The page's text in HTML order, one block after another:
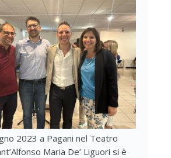
2023 a Pagani nel Teatro
Maria De’ Liguori si è